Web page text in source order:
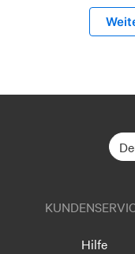
Hilfe